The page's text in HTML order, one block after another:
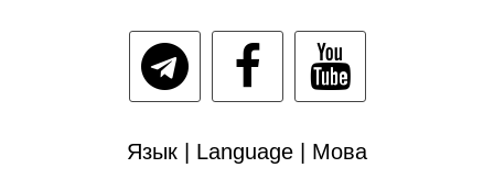
Язык | Language | Мова